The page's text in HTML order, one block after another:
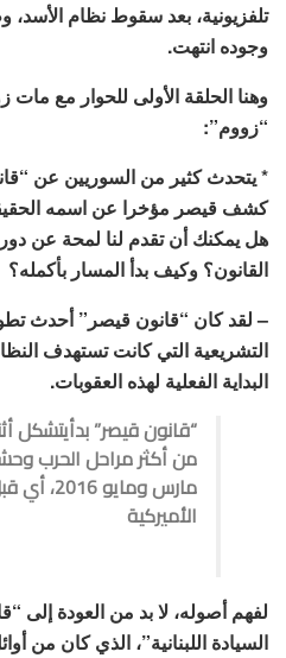
تلفزيونية، بعد سقوط نظام الأسد،
وجوده انتهت.
وهنا الحلقة الأولى للحوار مع
“زووم”:
* يتحدث كثير من السوريين عن
كشف قيصر مؤخرا عن اسمه
هل يمكنك أن تقدم لنا لمحة عن
القانون؟ وكيف بدأ المسار بأكمله؟
– لقد كان “قانون قيصر” أحدث
التشريعية التي كانت تستهدف
البداية الفعلية لهذه العقوبات.
“قانون قيصر” بدأيتشكل
من أكثر مراحل الحرب
مارس
الأميركية
لفهم أصوله، لا بد من العودة إلى
السيادة اللبنانية”، الذي كان من